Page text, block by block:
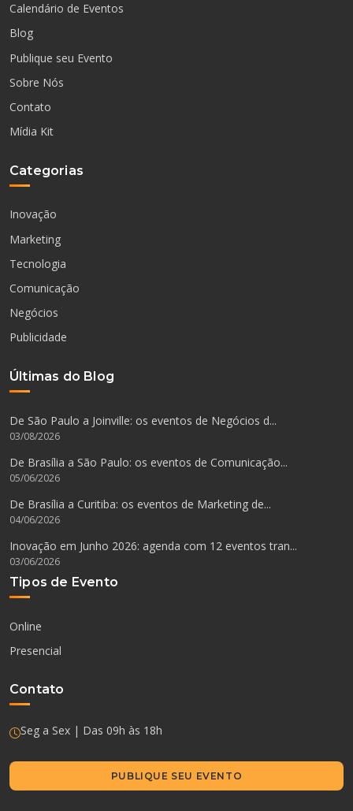
Calendário de Eventos
Blog
Publique seu Evento
Sobre Nós
Contato
Mídia Kit
Categorias
Inovação
Marketing
Tecnologia
Comunicação
Negócios
Publicidade
Últimas do Blog
De São Paulo a Joinville: os eventos de Negócios d...
03/08/2026
De Brasília a São Paulo: os eventos de Comunicação...
05/06/2026
De Brasília a Curitiba: os eventos de Marketing de...
04/06/2026
Inovação em Junho 2026: agenda com 12 eventos tran...
03/06/2026
Tipos de Evento
Online
Presencial
Contato
Seg a Sex | Das 09h às 18h
PUBLIQUE SEU EVENTO